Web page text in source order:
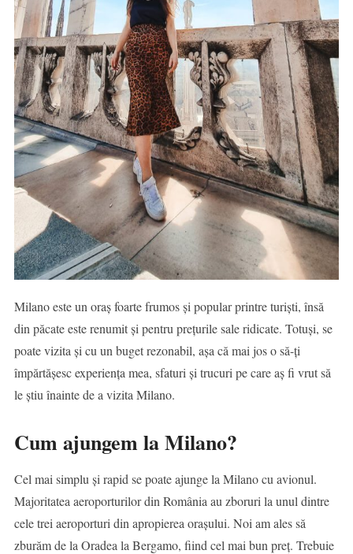
Milano este un oraș foarte frumos și popular printre turiști, însă
din păcate este renumit și pentru prețurile sale ridicate. Totuși, se
poate vizita și cu un buget rezonabil, așa că mai jos o să-ți
împărtășesc experiența mea, sfaturi și trucuri pe care aș fi vrut să
le știu înainte de a vizita Milano.
Cum ajungem la Milano?
Cel mai simplu și rapid se poate ajunge la Milano cu avionul.
Majoritatea aeroporturilor din România au zboruri la unul dintre
cele trei aeroporturi din apropierea orașului. Noi am ales să
zburăm de la Oradea la Bergamo, fiind cel mai bun preț. Trebuie